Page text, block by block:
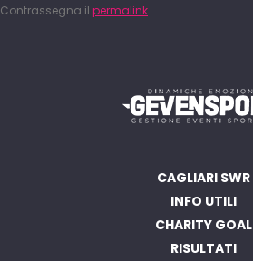
Contrassegna il permalink.
CAGLIARI SWR
INFO UTILI
CHARITY GOAL
RISULTATI